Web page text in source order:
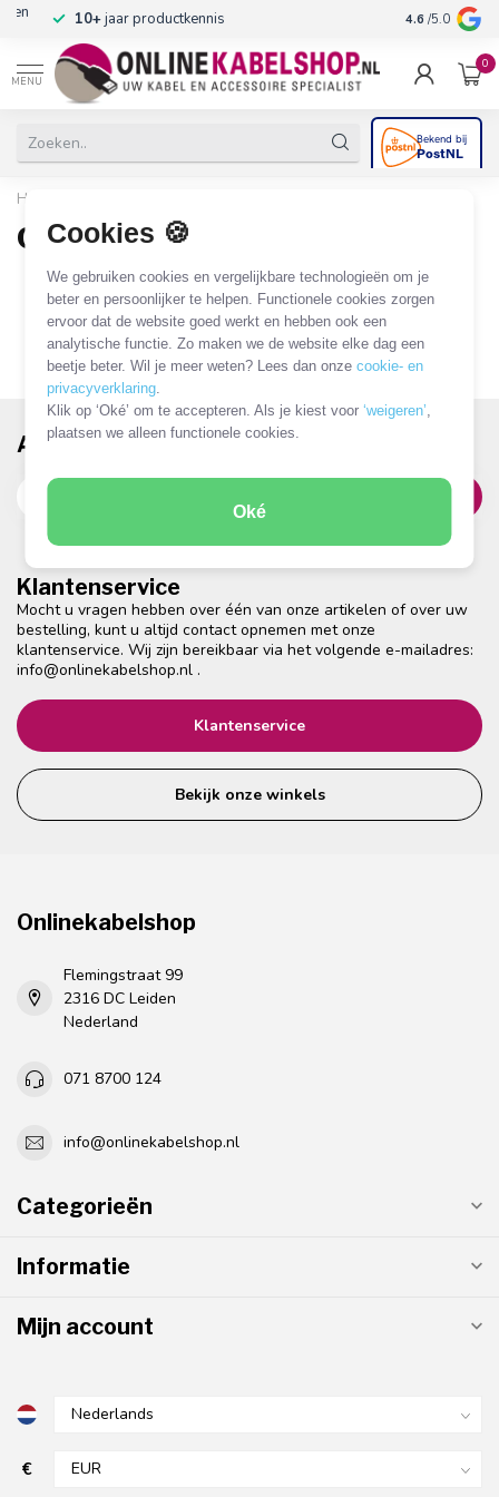
Cookies 🍪
We gebruiken cookies en vergelijkbare technologieën om je
beter en persoonlijker te helpen. Functionele cookies zorgen
ervoor dat de website goed werkt en hebben ook een
analytische functie. Zo maken we de website elke dag een
beetje beter. Wil je meer weten? Lees dan onzecookie- en
privacyverklaring.
Klik op ‘Oké’ om te accepteren. Als je kiest voor‘weigeren’,
plaatsen we alleen functionele cookies.
Oké
10+ jaar productkennis 4.6 /5.0
MENU
0
Home
COM
0 PRODUCTEN
Klantenservice
Mocht u vragen hebben over één van onze artikelen of over uw
bestelling, kunt u altijd contact opnemen met onze
klantenservice. Wij zijn bereikbaar via het volgende e-mailadres:
info@onlinekabelshop.nl .
Klantenservice
Bekijk onze winkels
Abonneer je op onze nieuwsbrief!
Onlinekabelshop
Flemingstraat 99
2316 DC Leiden
Nederland
071 8700 124
info@onlinekabelshop.nl
Categorieën
Informatie
Mijn account
€